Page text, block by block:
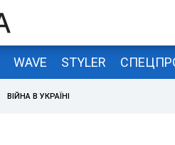
WAVE STYLER
ВІЙНА В УКРАЇНІ